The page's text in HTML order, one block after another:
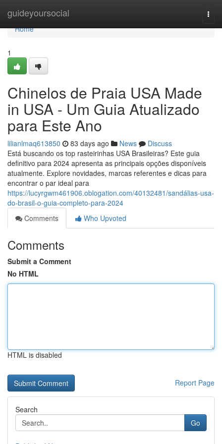
guideyoursocial
Home
Home
1
Chinelos de Praia USA Made
in USA - Um Guia Atualizado
para Este Ano
lilianlmaq613850 83 days ago News
Discuss
Está buscando os top rasteirinhas USA Brasileiras? Este guia
definitivo para 2024 apresenta as principais opções disponíveis
atualmente. Explore novidades, marcas referentes e dicas para
encontrar o par ideal para
https://lucyrgwm461906.oblogation.com/40132481/sandálias-usa-
do-brasil-o-guia-completo-para-2024
Comments
Who Upvoted
Comments
Submit a Comment
No HTML
HTML is disabled
Report Page
Search
Go